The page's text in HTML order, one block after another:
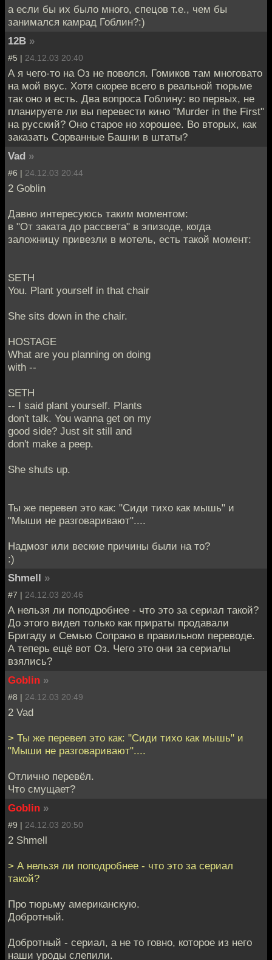
а если бы их было много, спецов т.е., чем бы
занимался камрад Гоблин?:)
12B »
#5 | 24.12.03 20:40
А я чего-то на Оз не повелся. Гомиков там многовато
на мой вкус. Хотя скорее всего в реальной тюрьме
так оно и есть. Два вопроса Гоблину: во первых, не
планируете ли вы перевести кино "Murder in the First"
на русский? Оно старое но хорошее. Во вторых, как
заказать Сорванные Башни в штаты?
Vad »
#6 | 24.12.03 20:44
2 Goblin
Давно интересуюсь таким моментом:
в "От заката до рассвета" в эпизоде, когда
заложницу привезли в мотель, есть такой момент:
SETH
You. Plant yourself in that chair
She sits down in the chair.
HOSTAGE
What are you planning on doing
with --
SETH
-- I said plant yourself. Plants
don't talk. You wanna get on my
good side? Just sit still and
don't make a peep.
She shuts up.
Ты же перевел это как: "Сиди тихо как мышь" и
"Мыши не разговаривают"....
Надмозг или веские причины были на то?
:)
Shmell »
#7 | 24.12.03 20:46
А нельзя ли поподробнее - что это за сериал такой?
До этого видел только как прираты продавали
Бригаду и Семью Сопрано в правильном переводе.
А теперь ещё вот Оз. Чего это они за сериалы
взялись?
Goblin »
#8 | 24.12.03 20:49
2 Vad
> Ты же перевел это как: "Сиди тихо как мышь" и
"Мыши не разговаривают"....
Отлично перевёл.
Что смущает?
Goblin »
#9 | 24.12.03 20:50
2 Shmell
> А нельзя ли поподробнее - что это за сериал
такой?
Про тюрьму американскую.
Добротный.
Добротный - сериал, а не то говно, которое из него
наши уроды слепили.